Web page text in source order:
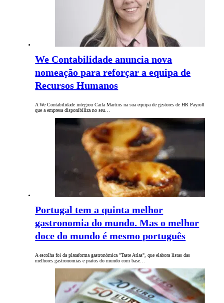
We Contabilidade anuncia nova
nomeação para reforçar a equipa de
Recursos Humanos
A We Contabilidade integrou Carla Martins na sua equipa de gestores de HR Payroll
que a empresa disponibiliza no seu…
Portugal tem a quinta melhor
gastronomia do mundo. Mas o melhor
doce do mundo é mesmo português
A escolha foi da plataforma gastronómica "Taste Atlas", que elabora listas das
melhores gastronomias e pratos do mundo com base…